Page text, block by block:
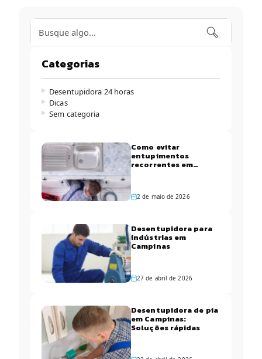
Categorias
Desentupidora 24 horas
Dicas
Sem categoria
Como evitar
entupimentos
recorrentes em
2 de maio de 2026
Desentupidora para
indústrias em
Campinas
27 de abril de 2026
Desentupidora de pia
em Campinas:
Soluções rápidas